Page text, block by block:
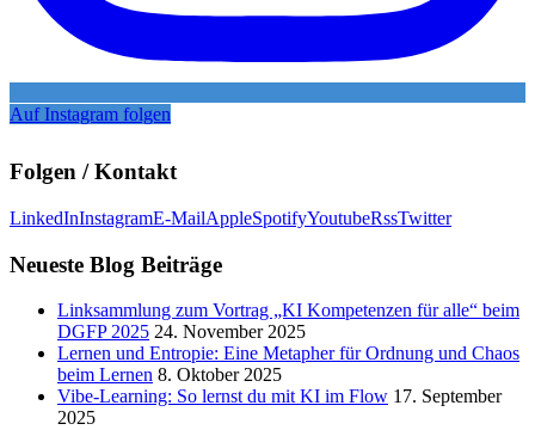
Auf Instagram folgen
Folgen / Kontakt
LinkedInInstagramE-MailAppleSpotifyYoutubeRssTwitter
Neueste Blog Beiträge
Linksammlung zum Vortrag „KI Kompetenzen für alle“ beim
DGFP 2025 24. November 2025
Lernen und Entropie: Eine Metapher für Ordnung und Chaos
beim Lernen 8. Oktober 2025
Vibe-Learning: So lernst du mit KI im Flow 17. September
2025